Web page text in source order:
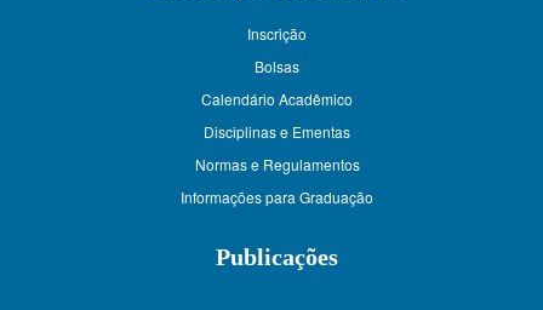
Inscrição
Bolsas
Calendário Acadêmico
Disciplinas e Ementas
Normas e Regulamentos
Informações para Graduação
Publicações